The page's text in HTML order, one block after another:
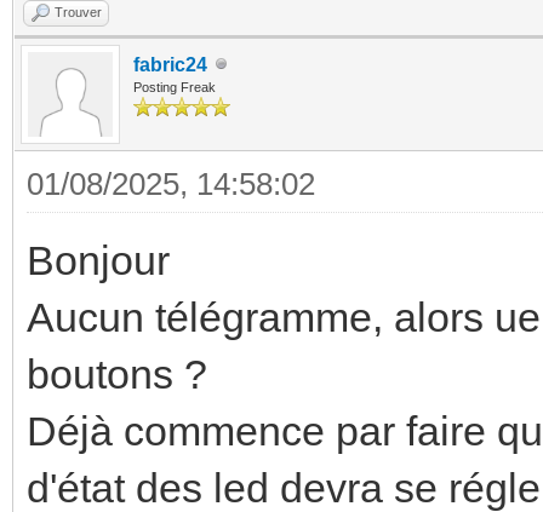
Trouver
fabric24
Posting Freak
01/08/2025, 14:58:02
Bonjour
Aucun télégramme, alors
boutons ?
Déjà commence par faire
d'état des led devra se